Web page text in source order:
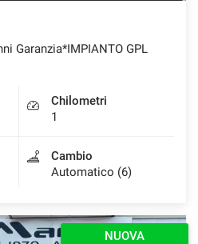
Garanzia*IMPIANTO GPL
Chilometri
1
Cambio
Automatico (6)
NUOVA